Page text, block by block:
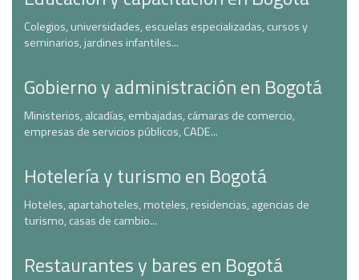
Colegios, universidades, escuelas especializadas, cursos y
seminarios, jardines infantiles...
Gobierno y administración en Bogotá
Ministerios, alcadías, embajadas, cámaras de comercio,
empresas de servicios públicos, CADE...
Hotelería y turismo en Bogotá
Hoteles, apartahoteles, moteles, residencias, agencias de
turismo, casas de cambio...
Restaurantes y bares en Bogotá